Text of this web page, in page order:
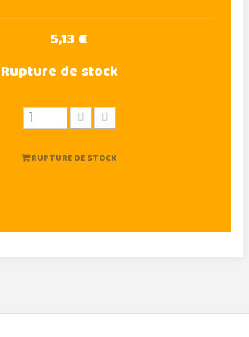
5,13 €
Rupture de stock
RUPTURE DE STOCK